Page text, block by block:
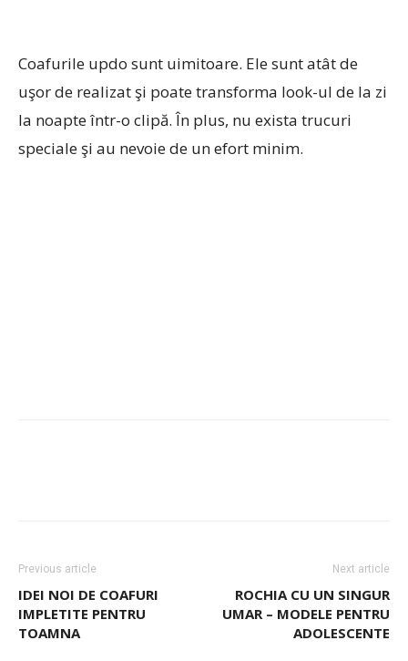
Coafurile updo sunt uimitoare. Ele sunt atât de
uşor de realizat şi poate transforma look-ul de la zi
la noapte într-o clipă. În plus, nu exista trucuri
speciale şi au nevoie de un efort minim.
Previous article
IDEI NOI DE COAFURI
IMPLETITE PENTRU
TOAMNA
Next article
ROCHIA CU UN SINGUR
UMAR – MODELE PENTRU
ADOLESCENTE